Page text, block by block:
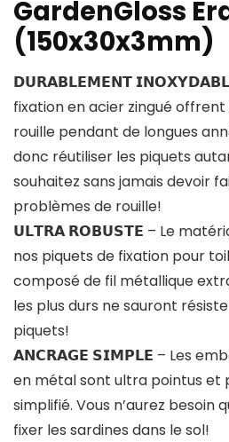
GardenGloss
(150x30x3mm)
𝗗𝗨𝗥𝗔𝗕𝗟𝗘𝗠𝗘𝗡𝗧 𝗜𝗡𝗢𝗫𝗬𝗗𝗔𝗕𝗟𝗘
fixation en acier zingué
rouille pendant de longues
donc réutiliser les piquets
souhaitez sans jamais devoir
problèmes de rouille!
𝗨𝗟𝗧𝗥𝗔 𝗥𝗢𝗕𝗨𝗦𝗧𝗘 – Le
nos piquets de fixation pour
composé de fil métallique
les plus durs ne sauront
piquets!
𝗔𝗡𝗖𝗥𝗔𝗚𝗘 𝗦𝗜𝗠𝗣𝗟𝗘 – Les
en métal sont ultra pointus et
simplifié. Vous n’aurez besoin
fixer les sardines dans le sol!